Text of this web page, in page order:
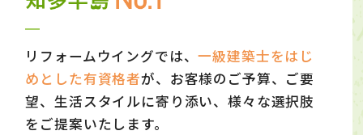
リフォームウイングでは、一級建築士をはじ
めとした有資格者が、お客様のご予算、ご要
望、生活スタイルに寄り添い、様々な選択肢
をご提案いたします。